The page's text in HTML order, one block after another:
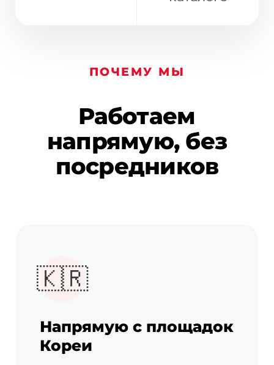
ПОЧЕМУ МЫ
Работаем
напрямую, без
посредников
🇰🇷
Напрямую с площадок
Кореи